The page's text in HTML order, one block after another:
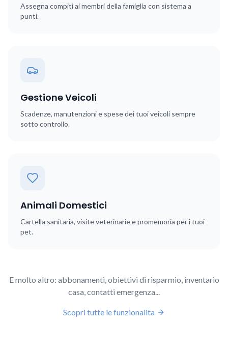
Assegna compiti ai membri della famiglia con sistema a
punti.
Gestione Veicoli
Scadenze, manutenzioni e spese dei tuoi veicoli sempre
sotto controllo.
Animali Domestici
Cartella sanitaria, visite veterinarie e promemoria per i tuoi
pet.
E molto altro: abbonamenti, obiettivi di risparmio, inventario
casa, contatti emergenza...
Scopri tutte le funzionalita